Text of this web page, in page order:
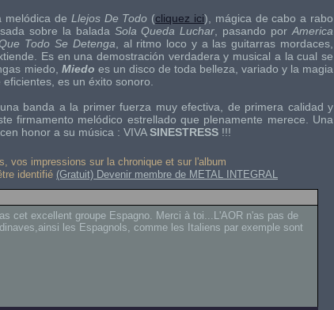
melódica de Llejos De Todo (cliquez ici), mágica de cabo a rabo
sobre la balada Sola Queda Luchar pasando por America
Todo Se Detenga
al ritmo loco y a las guitarras mordaces,
Es en una demostración verdadera y musical a la cual se
miedo, Miedo es un disco de toda belleza, variado y la magia
es un éxito sonoro.
banda a la primer fuerza muy efectiva, de primera calidad y
firmamento melódico estrellado que plenamente merece. Una
honor a su música : VIVA SINESTRESS !!!
vos impressions sur la chronique et sur l'album
identifié (Gratuit) Devenir membre de METAL INTEGRAL
cet excellent groupe Espagno. Merci à toi...L'AOR n'as pas de
les Espagnols, comme les Italiens par exemple sont